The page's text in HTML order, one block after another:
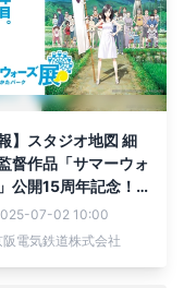
報】スタジオ地図 細
督作品「サマーウォ
公開15周年記念！
公開15周年記念
ウォーズ展」の追加
07-02 10:00
阪電気鉄道株式会社